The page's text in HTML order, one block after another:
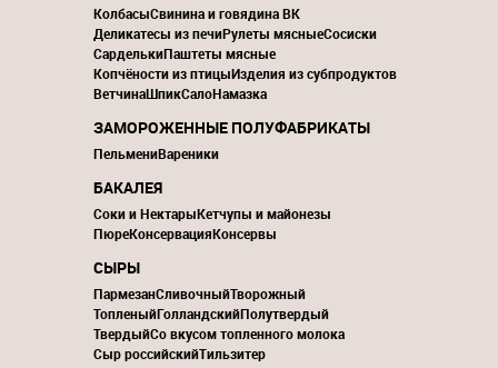
КолбасыСвинина и говядина ВК
Деликатесы из печиРулеты мясныеСосиски
СарделькиПаштеты мясные
Копчёности из птицыИзделия из субпродуктов
ВетчинаШпикСалоНамазка
ЗАМОРОЖЕННЫЕ ПОЛУФАБРИКАТЫ
ПельмениВареники
БАКАЛЕЯ
Соки и НектарыКетчупы и майонезы
ПюреКонсервацияКонсервы
СЫРЫ
ПармезанСливочныйТворожный
ТопленыйГолландскийПолутвердый
ТвердыйСо вкусом топленного молока
Сыр российскийТильзитер